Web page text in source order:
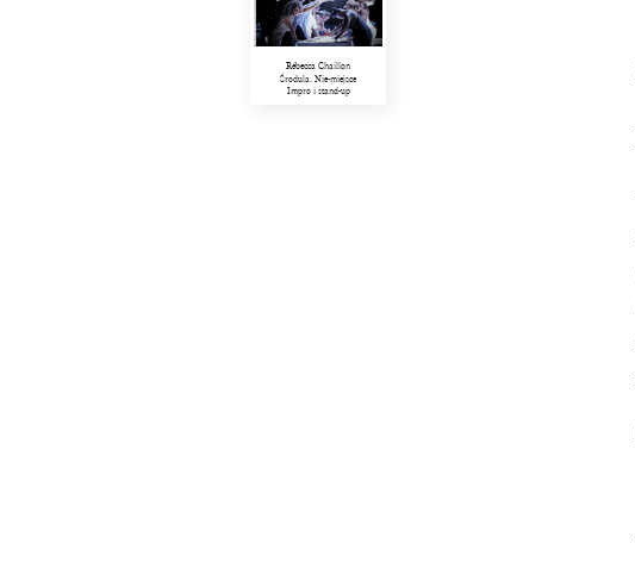
Rébecca Chaillon
Środula. Nie-miejsce
Impro i stand-up